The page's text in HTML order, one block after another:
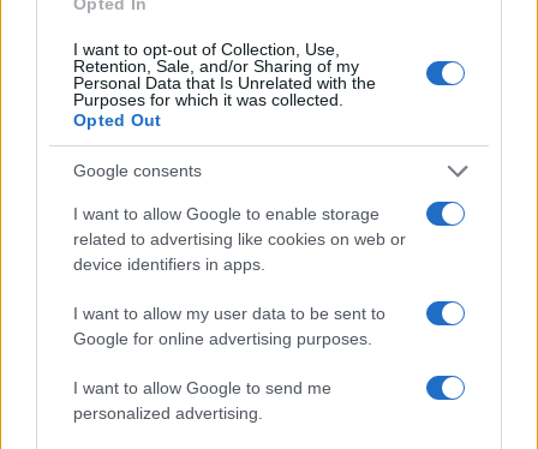
I want to opt-out of Collection, Use,
Retention, Sale, and/or Sharing of my
Personal Data that Is Unrelated with the
Purposes for which it was collected.
Opted Out
Google consents
I want to allow Google to enable storage
related to advertising like cookies on web or
device identifiers in apps.
I want to allow my user data to be sent to
Google for online advertising purposes.
I want to allow Google to send me
personalized advertising.
Mario Malu
Paolo Pinna
Martina Agostina Diturco
I nostri cari
I nostri cari